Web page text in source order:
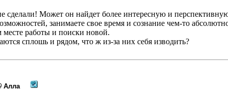
сделали! Может он найдет более интересную и
занимаете свое время и сознание чем-то
работы и поиски новой.
сплошь и рядом, что ж из-за них себя изводить?
Алла